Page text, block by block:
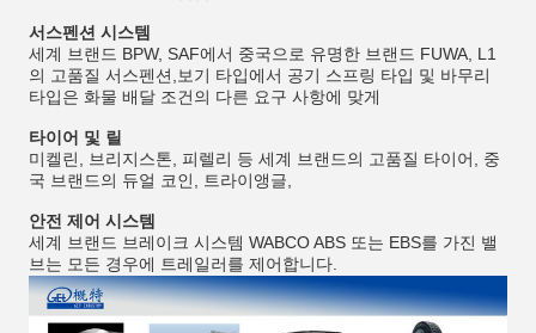
서스펜션 시스템
세계 브랜드 BPW, SAF에서 중국으로 유명한 브랜드 FUWA, L1
의 고품질 서스펜션,보기 타입에서 공기 스프링 타입 및 바무리
타입은 화물 배달 조건의 다른 요구 사항에 맞게
타이어 및 릴
미켈린, 브리지스톤, 피렐리 등 세계 브랜드의 고품질 타이어, 중
국 브랜드의 듀얼 코인, 트라이앵글,
안전 제어 시스템
세계 브랜드 브레이크 시스템 WABCO ABS 또는 EBS를 가진 밸
브는 모든 경우에 트레일러를 제어합니다.